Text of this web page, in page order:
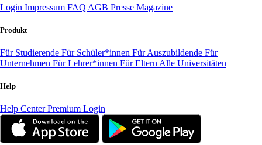
Login Impressum FAQ AGB Presse Magazine
Produkt
Für Studierende Für Schüler*innen Für Auszubildende Für
Unternehmen Für Lehrer*innen Für Eltern Alle Universitäten
Help
Help CenterPremium Login